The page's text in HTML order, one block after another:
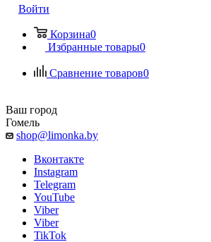
Войти
Корзина0
Избранные товары0
Сравнение товаров0
Ваш город
Гомель
shop@limonka.by
Вконтакте
Instagram
Telegram
YouTube
Viber
Viber
TikTok